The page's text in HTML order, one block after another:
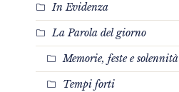
In Evidenza
La Parola del giorno
Memorie, feste e solennità
Tempi forti